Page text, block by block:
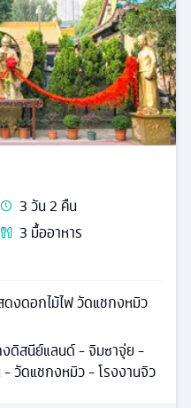
3วัน2 คืน
3 มื้ออาหาร
งดอกไม้ไฟ วัดแชกงหมิว
ดิสนีย์แลนด์ - จิมซาจุ่ย -
วัดแชกงหมิว - โรงงานจิว